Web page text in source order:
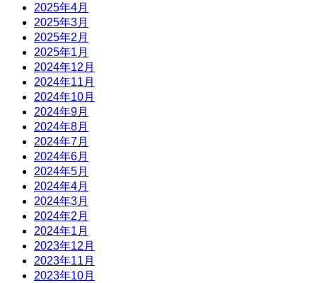
2025年4月
2025年3月
2025年2月
2025年1月
2024年12月
2024年11月
2024年10月
2024年9月
2024年8月
2024年7月
2024年6月
2024年5月
2024年4月
2024年3月
2024年2月
2024年1月
2023年12月
2023年11月
2023年10月